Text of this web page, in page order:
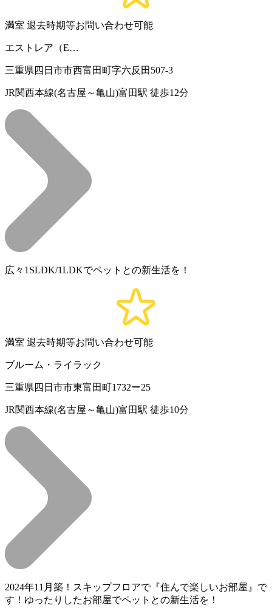
満室 退去時期等お問い合わせ可能
エストレア（E…
三重県四日市市西富田町字六反田507‐3
JR関西本線(名古屋～亀山)富田駅 徒歩12分
広々1SLDK/1LDKでペットとの新生活を！
満室 退去時期等お問い合わせ可能
ブルーム・ライラック
三重県四日市市東富田町1732ー25
JR関西本線(名古屋～亀山)富田駅 徒歩10分
2024年11月築！スキップフロアで『住んで楽しいお部屋』で
す！ゆったりしたお部屋でペットとの新生活を！